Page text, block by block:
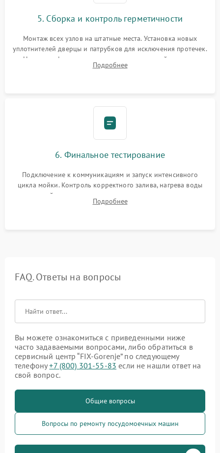
5. Сборка и контроль герметичности
Монтаж всех узлов на штатные места. Установка новых
уплотнителей дверцы и патрубков для исключения протечек.
Надежная фиксация хомутов гидравлической системы,
сборка корпуса и установка датчика поплавка.
Подробнее
6. Финальное тестирование
Подключение к коммуникациям и запуск интенсивного
цикла мойки. Контроль корректного залива, нагрева воды
до нужной температуры, отсутствия посторонних шумов,
штатного слива и абсолютной сухости в поддоне.
Подробнее
FAQ. Ответы на вопросы
Вы можете ознакомиться с приведенными ниже
часто задаваемыми вопросами, либо обратиться в
сервисный центр “FIX-Gorenje” по следующему
телефону+7 (800) 301-55-83 если не нашли ответ на
свой вопрос.
Общие вопросы
Вопросы по ремонту посудомоечных машин